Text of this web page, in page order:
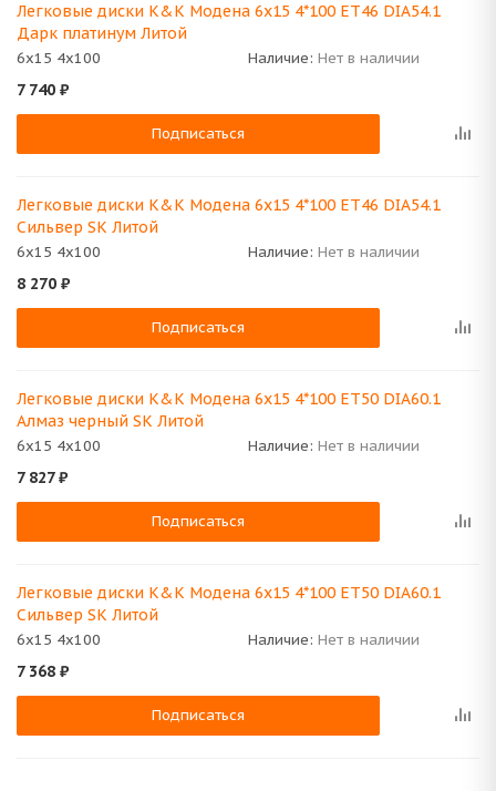
Легковые диски K&K Модена 6x15 4*100 ET46 DIA54.1
Дарк платинум Литой
6x15 4x100 Наличие: Нет в наличии
7 740 ₽
Подписаться
Легковые диски K&K Модена 6x15 4*100 ET46 DIA54.1
Сильвер SK Литой
6x15 4x100 Наличие: Нет в наличии
8 270 ₽
Подписаться
Легковые диски K&K Модена 6x15 4*100 ET50 DIA60.1
Алмаз черный SK Литой
6x15 4x100 Наличие: Нет в наличии
7 827₽
Подписаться
Легковые диски K&K Модена 6x15 4*100 ET50 DIA60.1
Сильвер SK Литой
6x15 4x100 Наличие: Нет в наличии
7 368 ₽
Подписаться